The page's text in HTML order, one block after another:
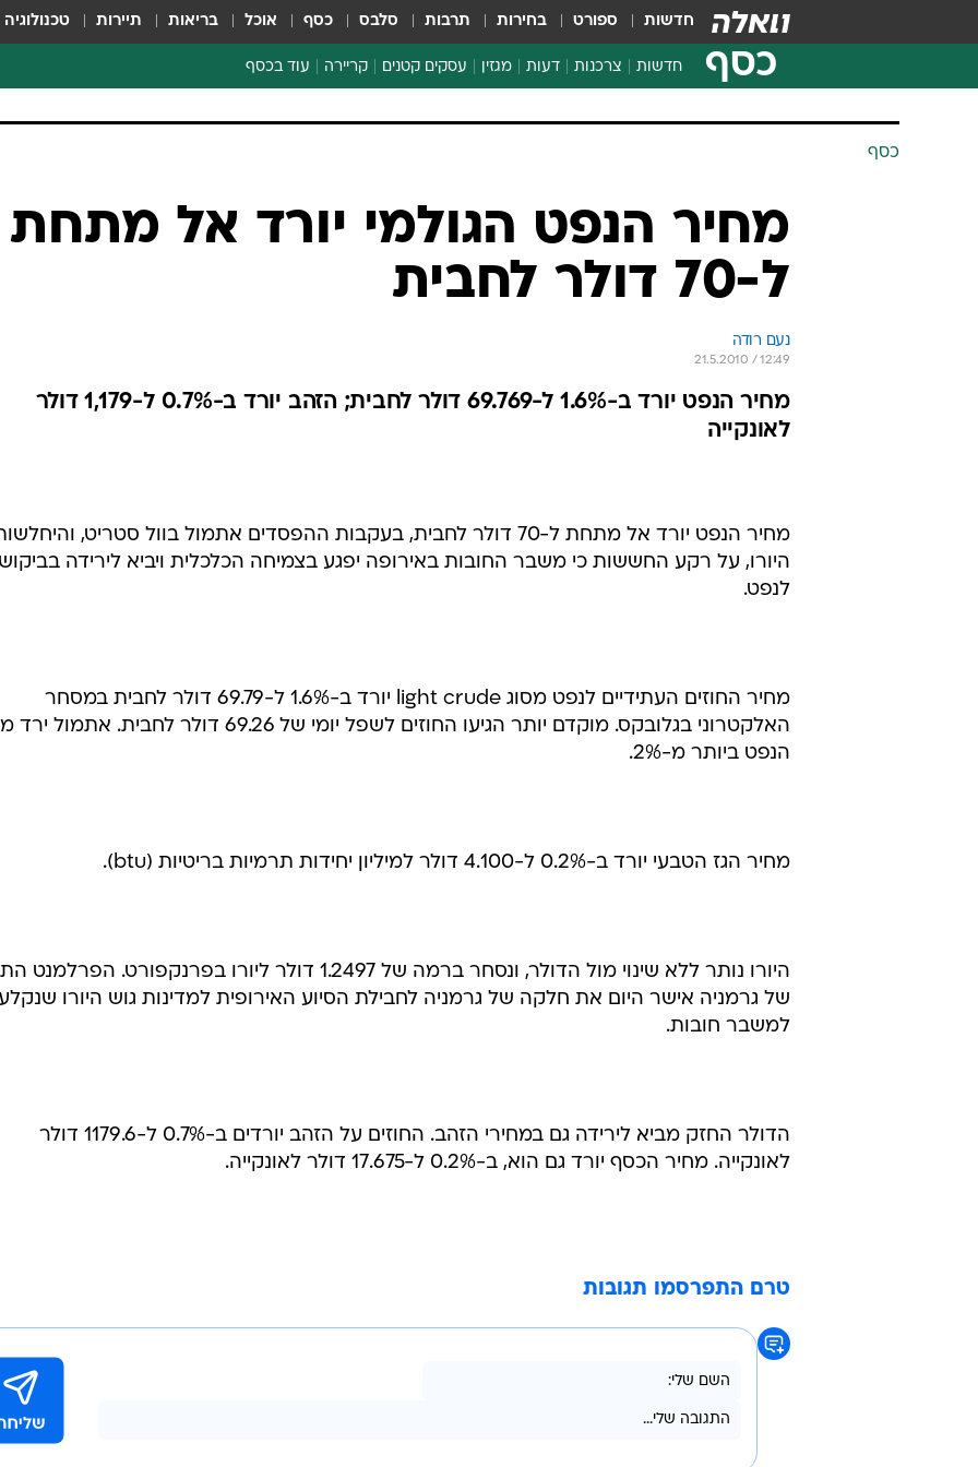
חדשות ספורט בחירות תרבות סלבס כסף אוכל בריאות תיירות טכנולוגיה
כסף חדשות צרכנות
צרכנות פיננסית
דעות מגזין עסקים קטנים קריירה עוד בכסף
כסף
מחיר הנפט הגולמי יורד אל מתחת
ל-70 דולר לחבית
נעם רודה
21.5.2010 / 12:49
מחיר הנפט יורד ב-1.6% ל-69.769 דולר לחבית; הזהב יורד ב-0.7% ל-1,179 דולר
לאונקייה
מחיר הנפט יורד אל מתחת ל-70 דולר לחבית, בעקבות ההפסדים אתמול בוול סטריט,
היורו, על רקע החששות כי משבר החובות באירופה יפגע בצמיחה הכלכלית ויביא לירידה בביקוש
לנפט.
מחיר החוזים העתידיים לנפט מסוג light crude יורד ב-1.6% ל-69.79 דולר לחבית במסחר
האלקטרוני בגלובקס. מוקדם יותר הגיעו החוזים לשפל יומי של 69.26 דולר לחבית.
הנפט ביותר מ-2%.
מחיר הגז הטבעי יורד ב-0.2% ל-4.100 דולר למיליון יחידות תרמיות בריטיות (btu).
היורו נותר ללא שינוי מול הדולר, ונסחר ברמה של 1.2497 דולר ליורו בפרנקפורט.
של גרמניה אישר היום את חלקה של גרמניה לחבילת הסיוע האירופית למדינות גוש היורו
למשבר חובות.
הדולר החזק מביא לירידה גם במחירי הזהב. החוזים על הזהב יורדים ב-0.7% ל-1179.6 דולר
לאונקייה. מחיר הכסף יורד גם הוא, ב-0.2% ל-17.675 דולר לאונקייה.
טרם התפרסמו תגובות